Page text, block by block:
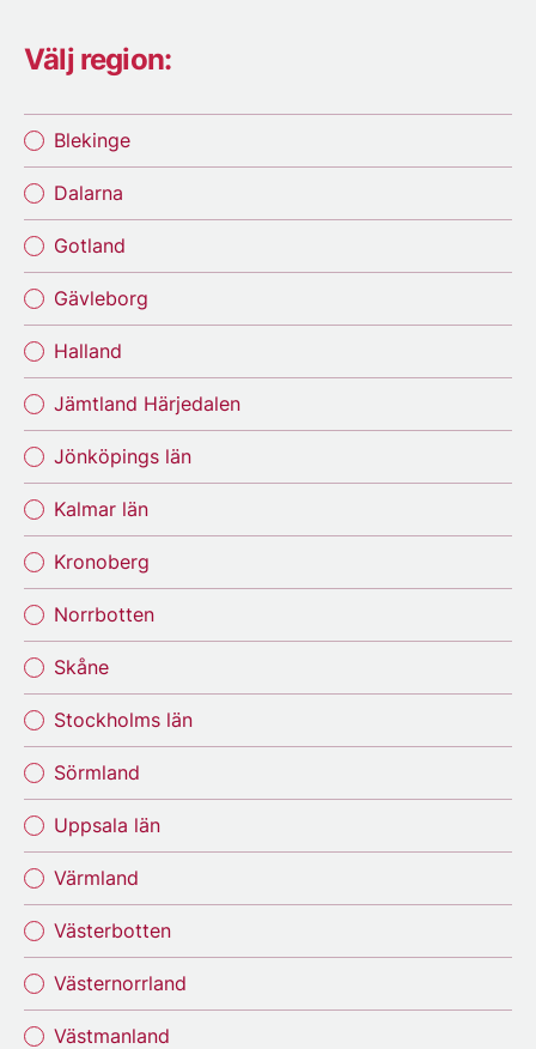
Välj region:
Blekinge
Dalarna
Gotland
Gävleborg
Halland
Jämtland Härjedalen
Jönköpings län
Kalmar län
Kronoberg
Norrbotten
Skåne
Stockholms län
Sörmland
Uppsala län
Värmland
Västerbotten
Västernorrland
Västmanland